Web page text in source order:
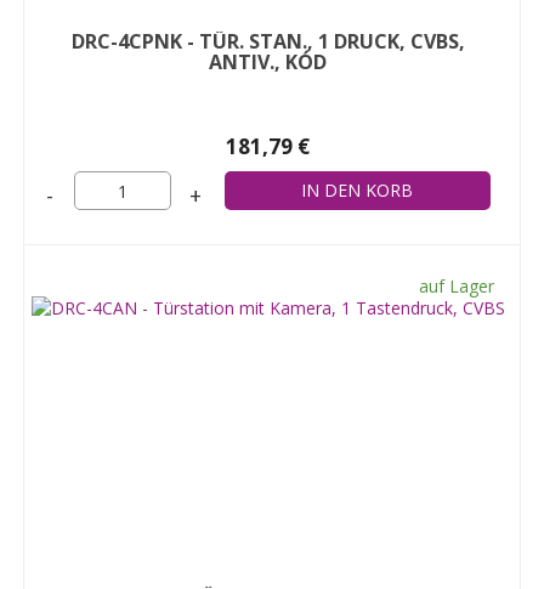
DRC-4CPNK - TÜR. STAN., 1 DRUCK, CVBS,
ANTIV., KÓD
181,79 €
- +
auf Lager